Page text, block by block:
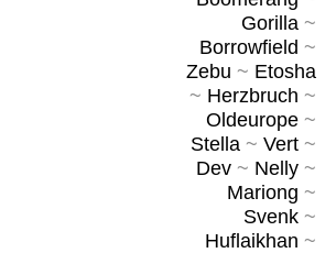
Gorilla~
Borrowfield ~
Zebu ~ Etosha
~ Herzbruch ~
Oldeurope~
Stella~ Vert~
Dev~ Nelly~
Mariong ~
Svenk~
Huflaikhan ~